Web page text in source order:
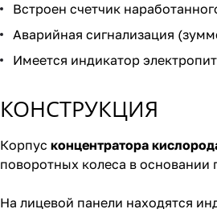
Встроен счетчик
Аварийная сигнализация
Имеется индикатор
КОНСТРУКЦИЯ
Корпус концентратора
поворотных колеса в основании
На лицевой панели находятся